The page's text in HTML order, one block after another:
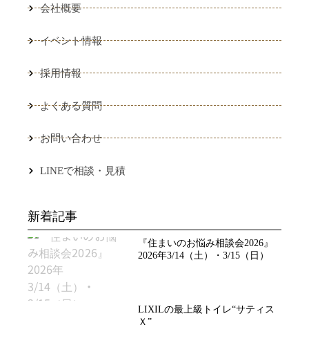
会社概要
イベント情報
採用情報
よくある質問
お問い合わせ
LINEで相談・見積
新着記事
『住まいのお悩み相談会2026』
2026年3/14（土）・3/15（日）
LIXILの最上級トイレ“サティス
Ｘ”